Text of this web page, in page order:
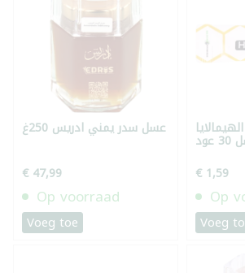
عسل سدر يمني ادريس 250غ
€ 47,99
Op voorraad
Voeg toe
€ 1,59
Op
Voeg